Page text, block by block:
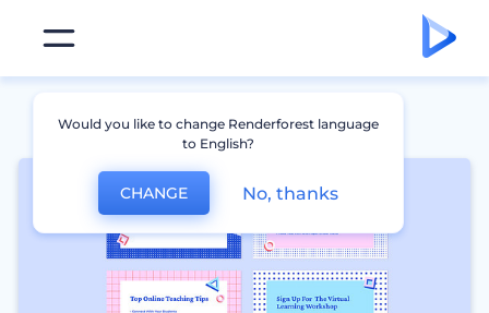
Would you like to change Renderforest language
to English?
CHANGE No, thanks